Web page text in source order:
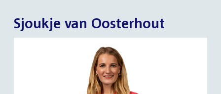
Sjoukje van Oosterhout